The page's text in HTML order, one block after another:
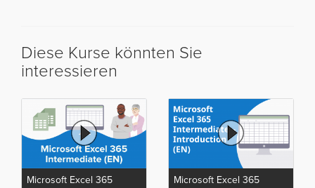
Diese Kurse könnten Sie
interessieren
Microsoft Excel 365
Microsoft Excel 365